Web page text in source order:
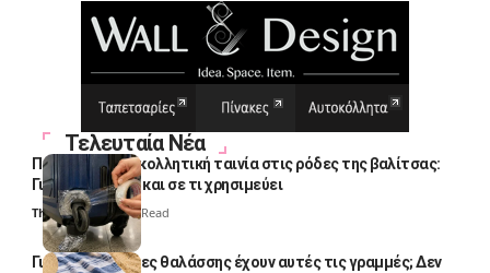
Τελευταία Νέα
Πολλοί βάζουν κολλητική ταινία στις ρόδες της βαλίτσας:
Γιατί το κάνουν και σε τι χρησιμεύει
Thali Ombre4 Min Read
Γιατί οι πετσέτες θαλάσσης έχουν αυτές τις γραμμές; Δεν